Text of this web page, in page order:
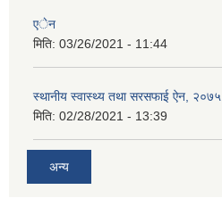
एेन
मिति: 03/26/2021 - 11:44
स्थानीय स्वास्थ्य तथा सरसफाई ऐन, २०७५
मिति: 02/28/2021 - 13:39
अन्य